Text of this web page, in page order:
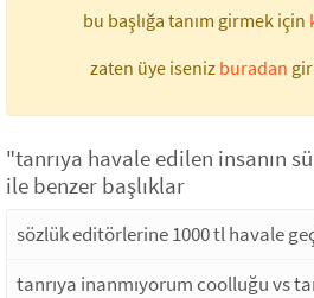
bu başlığa tanım girmek için
zaten üye iseniz buradan
"tanrıya havale edilen insanın
ile benzer başlıklar
sözlük editörlerine 1000 tl havale
tanrıya inanmıyorum coolluğu vs